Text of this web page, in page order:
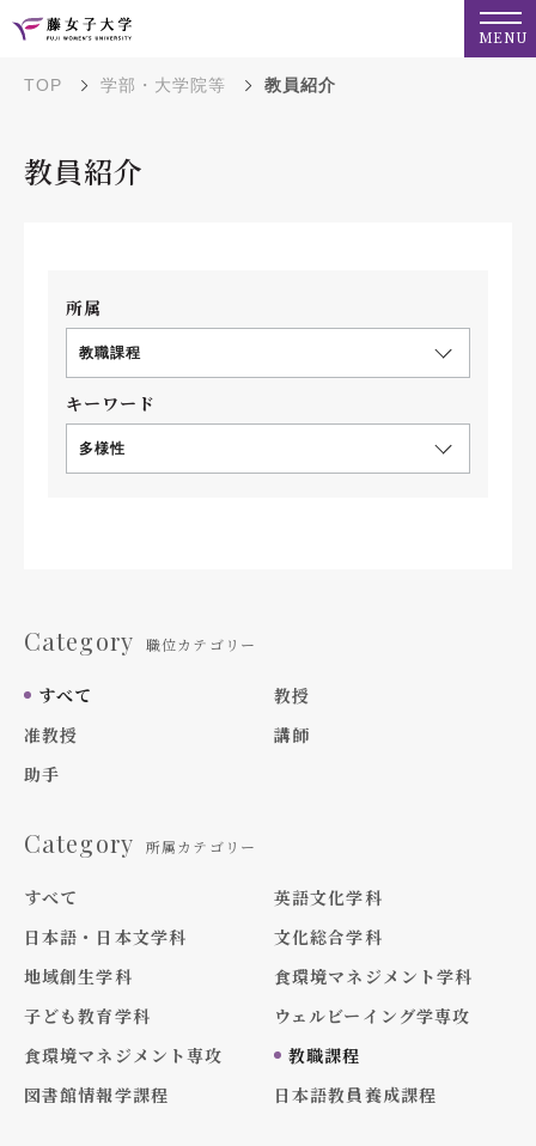
MENU
TOP 学部・大学院等 教員紹介
教員紹介
所属
教職課程
キーワード
多様性
Category 職位カテゴリー
すべて
教授
准教授
講師
助手
Category 所属カテゴリー
すべて
英語文化学科
日本語・日本文学科
文化総合学科
地域創生学科
食環境マネジメント学科
子ども教育学科
ウェルビーイング学専攻
食環境マネジメント専攻
教職課程
図書館情報学課程
日本語教員養成課程